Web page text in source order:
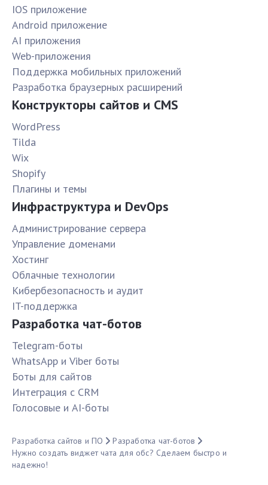
IOS приложение
Android приложение
AI приложения
Web-приложения
Поддержка мобильных приложений
Разработка браузерных расширений
Конструкторы сайтов и CMS
WordPress
Tilda
Wix
Shopify
Плагины и темы
Инфраструктура и DevOps
Администрирование сервера
Управление доменами
Хостинг
Облачные технологии
Кибербезопасность и аудит
IT-поддержка
Разработка чат-ботов
Telegram-боты
WhatsApp и Viber боты
Боты для сайтов
Интеграция с CRM
Голосовые и AI-боты
Разработка сайтов и ПО
Разработка чат-ботов
Нужно создать виджет чата для обс? Сделаем быстро и
надежно!